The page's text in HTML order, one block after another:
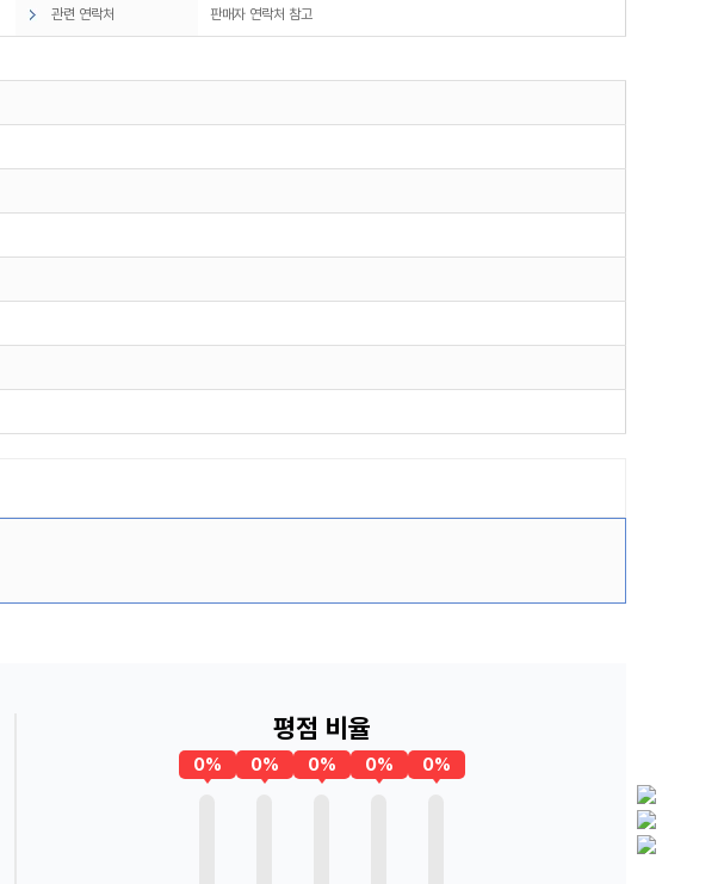
관련 연락처 판매자 연락처 참고
평점 비율
0% 0% 0% 0% 0%